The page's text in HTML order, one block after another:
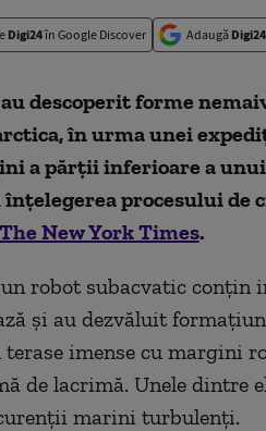
Digi24în Google Discover Adaugă Digi24
descoperit forme
în urma unei
a părții inferioare a
procesului de
The New York Times.
robot subacvatic conțin
și au dezvăluit
terase imense cu margini
de lacrimă. Unele dintre
marini turbulenți.